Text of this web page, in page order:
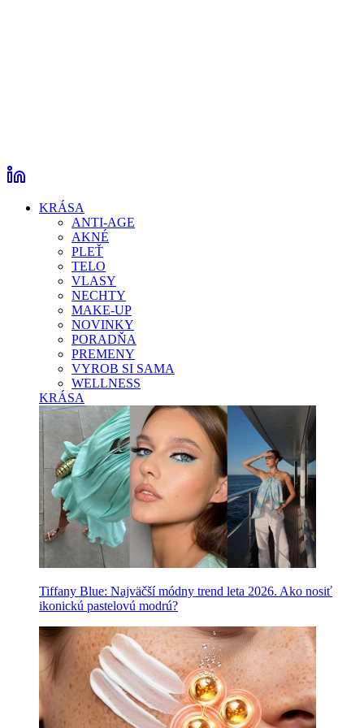
KRÁSA
ANTI-AGE
AKNÉ
PLEŤ
TELO
VLASY
NECHTY
MAKE-UP
NOVINKY
PORADŇA
PREMENY
VYROB SI SAMA
WELLNESS
KRÁSA
Tiffany Blue: Najväčší módny trend leta 2026. Ako nosiť
ikonickú pastelovú modrú?